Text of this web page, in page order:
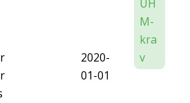
2020-
01-01
UH
M-
kra
v